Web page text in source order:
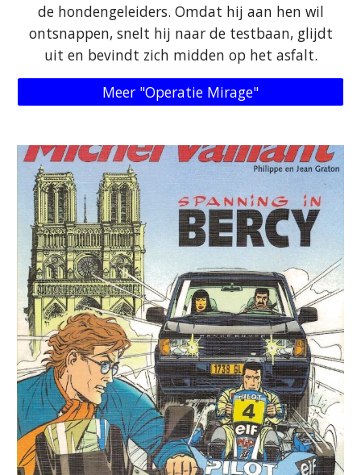
de hondengeleiders. Omdat hij aan hen wil
ontsnappen, snelt hij naar de testbaan, glijdt
uit en bevindt zich midden op het asfalt.
Meer "Operatie Mirage"